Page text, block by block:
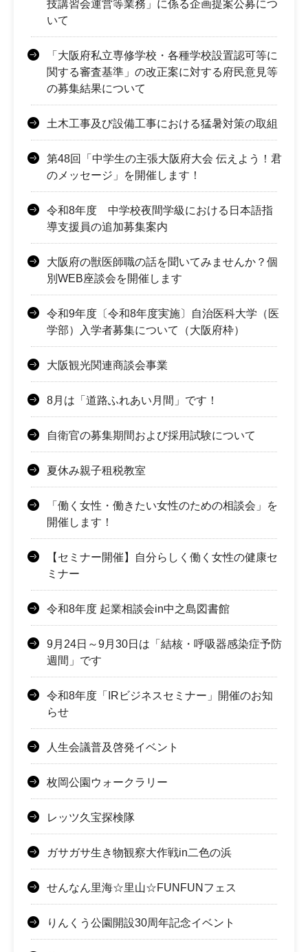
技講習会運営等業務」に係る企画提案公募につ
いて
「大阪府私立専修学校・各種学校設置認可等に
関する審査基準」の改正案に対する府民意見等
の募集結果について
土木工事及び設備工事における猛暑対策の取組
第48回「中学生の主張大阪府大会 伝えよう！君
のメッセージ」を開催します！
令和8年度 中学校夜間学級における日本語指
導支援員の追加募集案内
大阪府の獣医師職の話を聞いてみませんか？個
別WEB座談会を開催します
令和9年度〔令和8年度実施〕自治医科大学（医
学部）入学者募集について（大阪府枠）
大阪観光関連商談会事業
8月は「道路ふれあい月間」です！
自衛官の募集期間および採用試験について
夏休み親子租税教室
「働く女性・働きたい女性のための相談会」を
開催します！
【セミナー開催】自分らしく働く女性の健康セ
ミナー
令和8年度 起業相談会in中之島図書館
9月24日～9月30日は「結核・呼吸器感染症予防
週間」です
令和8年度「IRビジネスセミナー」開催のお知
らせ
人生会議普及啓発イベント
枚岡公園ウォークラリー
レッツ久宝探検隊
ガサガサ生き物観察大作戦in二色の浜
せんなん里海☆里山☆FUNFUNフェス
りんくう公園開設30周年記念イベント